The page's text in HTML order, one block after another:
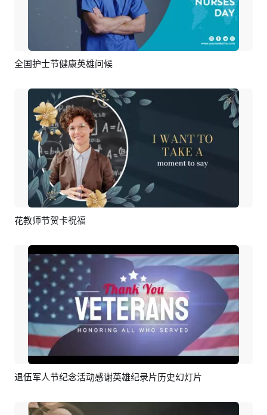
预览
全国护士节健康英雄问候
花教师节贺卡祝福
预览 AI剪同款
退伍军人节纪念活动感谢英雄纪录片历史幻灯片